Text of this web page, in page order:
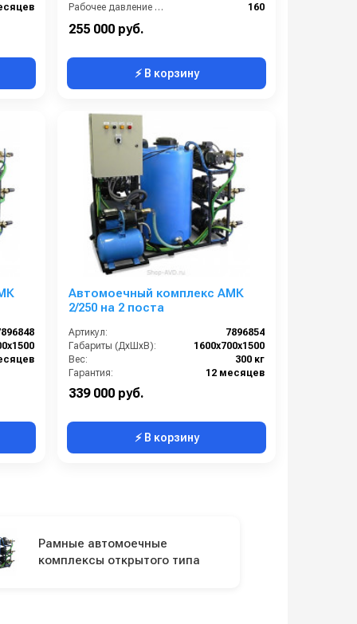
Рабочее давление (бар):
160
255 000 руб.
⚡ В корзину
Автомоечный комплекс АМК
2/250 на 2 поста
Артикул:
7896854
Габариты (ДхШхВ):
1600х700х1500
Вес:
300 кг
Гарантия:
12 месяцев
339 000 руб.
⚡ В корзину
Рамные автомоечные
комплексы открытого типа